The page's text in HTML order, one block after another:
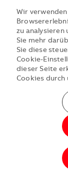
Wir
zu analysieren
Sie mehr
Sie diese
Cookie-
dieser Seite
Cookies durch